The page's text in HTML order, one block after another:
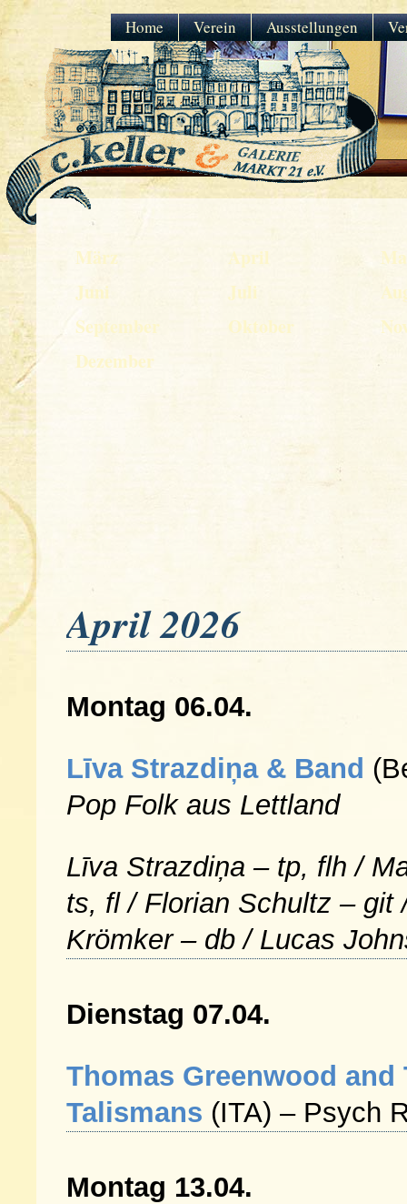
Home Verein Ausstellungen
März April
Juni
Juli
September
Oktober
Dezember
April 2026
Montag 06.04.
Līva Strazdiņa & Band
Pop Folk aus Lettland
Līva Strazdiņa – tp, flh /
ts, fl / Florian Schultz – git
Krömker – db / Lucas
Dienstag 07.04.
Thomas Greenwood and
Talismans (ITA) – Psych
Montag 13.04.